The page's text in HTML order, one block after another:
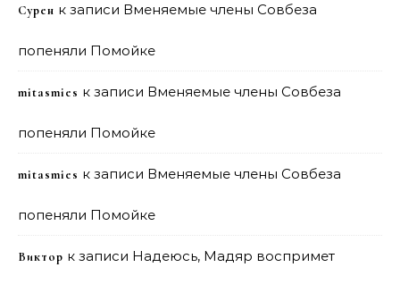
Сурен к записи Вменяемые члены Совбеза
попеняли Помойке
mitasmies к записи Вменяемые члены Совбеза
попеняли Помойке
mitasmies к записи Вменяемые члены Совбеза
попеняли Помойке
Виктор к записи Надеюсь, Мадяр воспримет